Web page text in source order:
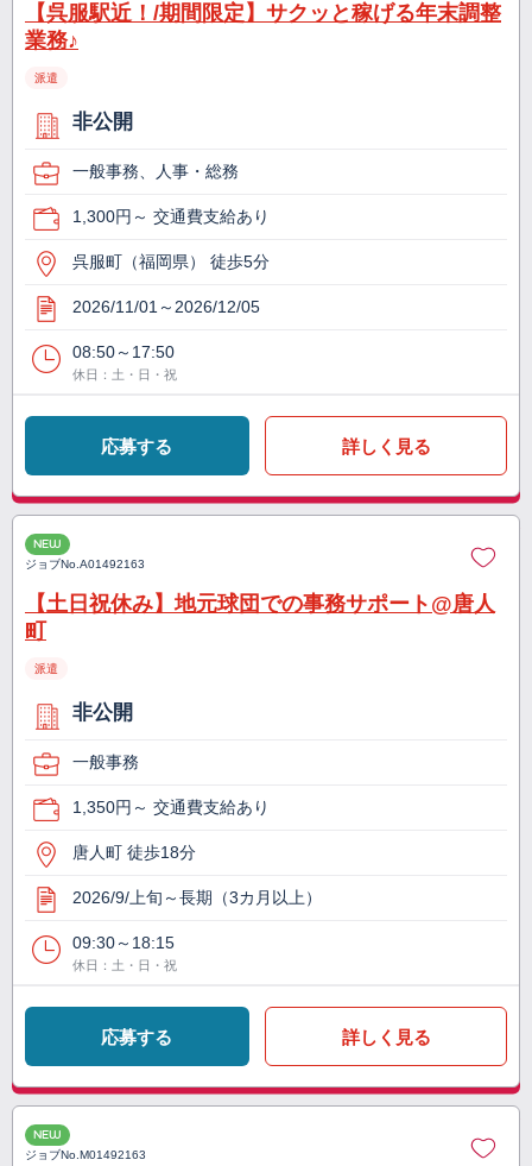
【呉服駅近！/期間限定】サクッと稼げる年末調整
業務♪
派遣
非公開
一般事務、人事・総務
1,300円～ 交通費支給あり
呉服町（福岡県） 徒歩5分
2026/11/01～2026/12/05
08:50～17:50
休日：土・日・祝
応募する 詳しく見る
NEW
ジョブNo.A01492163
【土日祝休み】地元球団での事務サポート@唐人
町
派遣
非公開
一般事務
1,350円～ 交通費支給あり
唐人町 徒歩18分
2026/9/上旬～長期（3カ月以上）
09:30～18:15
休日：土・日・祝
応募する 詳しく見る
NEW
ジョブNo.M01492163